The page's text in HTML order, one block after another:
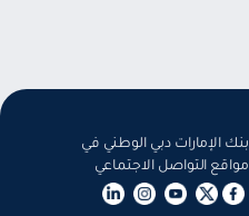
بنك الإمارات دبي الوطني في
مواقع التواصل الاجتماعي